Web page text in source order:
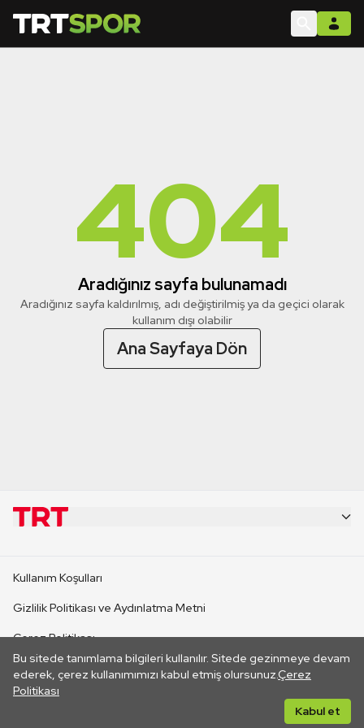
404
Aradığınız sayfa bulunamadı
Aradığınız sayfa kaldırılmış, adı değiştirilmiş ya da geçici olarak
kullanım dışı olabilir
Ana Sayfaya Dön
Bu sitede tanımlama bilgileri kullanılır. Sitede gezinmeye devam
ederek, çerez kullanımımızı kabul etmiş olursunuz.Çerez
Politikası
Kabul et
CANLI YAYINLAR
Kullanım Koşulları
Gizlilik Politikası ve Aydınlatma Metni
Çerez Politikası
İletişim
Her hakkı saklıdır. ©2026 TRT. Bağlantı yoluyla gidilen dış